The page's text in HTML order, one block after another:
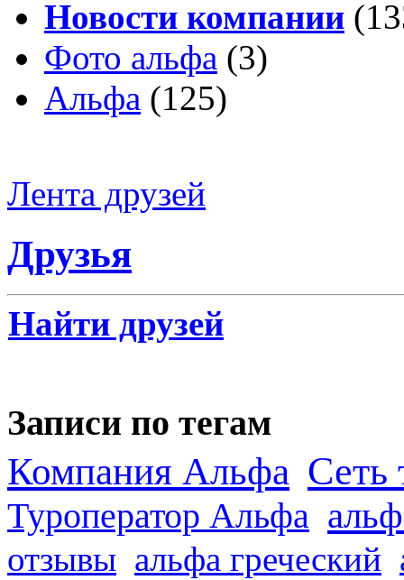
Новости компании
Фото альфа (3)
Альфа (125)
Лента друзей
Друзья
Найти друзей
Записи по тегам
Компания Альфа Сеть
Туроператор Альфа
отзывы альфа греческий